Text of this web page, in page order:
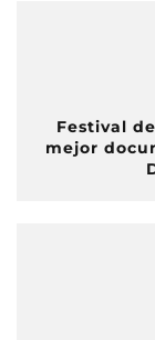
Festival
mejor